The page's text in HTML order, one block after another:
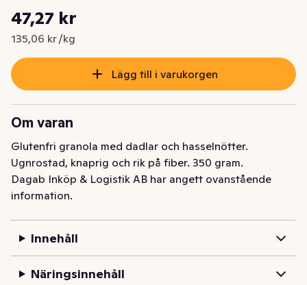
Nuvarande pris är: 47,27 kr
47,27 kr
135,06 kr /kg
Styckpris: 135,06 kr /kg
Lägg till i varukorgen
Om varan
Glutenfri granola med dadlar och hasselnötter.
Ugnrostad, knaprig och rik på fiber. 350 gram.
Dagab Inköp & Logistik AB har angett ovanstående
information.
Innehåll
Näringsinnehåll